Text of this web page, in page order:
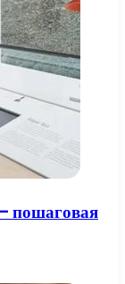
пошаговая